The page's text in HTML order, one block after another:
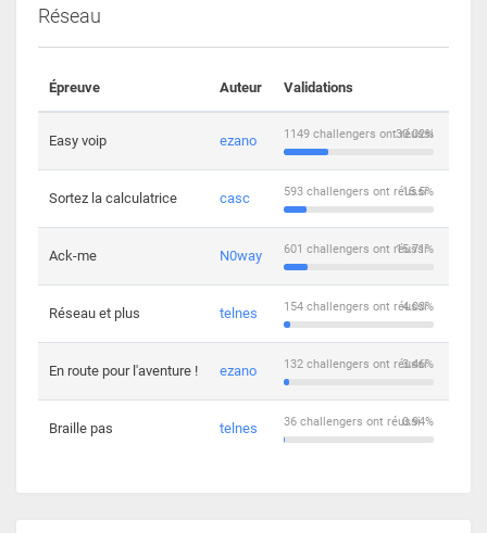
Réseau
Épreuve Auteur Validations
Easy voip ezano 30.02%
1149 challengers ont réussi
Sortez la calculatrice casc 15.5%
593 challengers ont réussi
Ack-me N0way 15.71%
601 challengers ont réussi
Réseau et plus telnes 4.03%
154 challengers ont réussi
En route pour l'aventure ! ezano 3.46%
132 challengers ont réussi
Braille pas telnes 0.94%
36 challengers ont réussi